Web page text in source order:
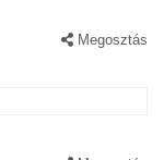
Megosztás